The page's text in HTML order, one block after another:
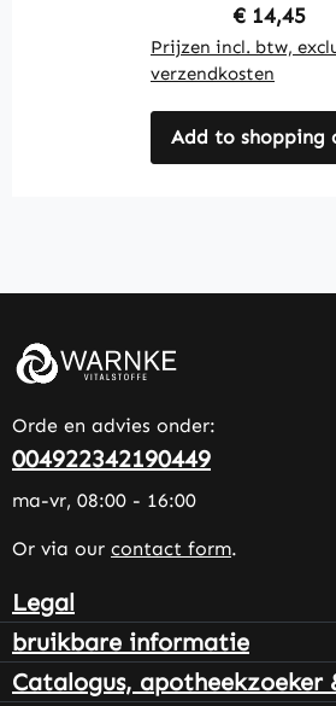
Regular
€ 14,45
Prijzen incl. btw,
verzendkosten
Add to shopping
Orde en advies onder:
004922342190449
ma-vr, 08:00 - 16:00
Or via our contact form.
Legal
bruikbare informatie
Catalogus, apotheekzoeker